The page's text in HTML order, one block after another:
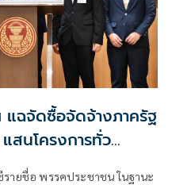
ฉจัดซื้อจัดจ้างภาครัฐ
แสนโครงการทั่ว
กว่า 5 หมื่นล้านบาท
ายชื่อ พรรคประชาชน ในฐานะ